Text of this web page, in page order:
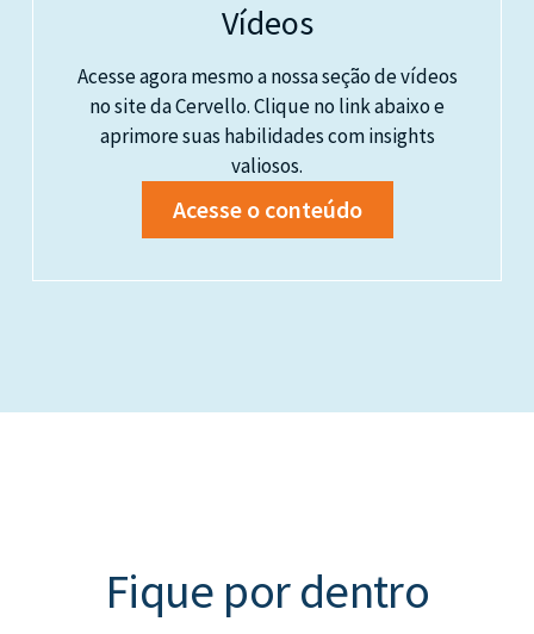
Vídeos
Acesse agora mesmo a nossa seção de vídeos
no site da Cervello. Clique no link abaixo e
aprimore suas habilidades com insights
valiosos.
Acesse o conteúdo
Fique por dentro